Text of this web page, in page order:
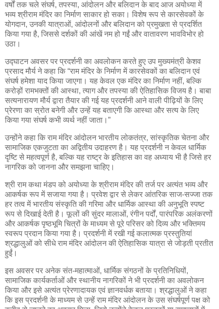
वर्षों तक चले संघर्ष, तपस्या, आंदोलन और बलिदान के बाद आज अयोध्या में
भव्य श्रीराम मंदिर का निर्माण साकार हो सका। विशेष रूप से कारसेवकों के
योगदान, उनकी यात्राओं, आंदोलनों और बलिदान को प्रमुखता से प्रदर्शित
किया गया है, जिससे दर्शकों की आंखें नम हो गईं और वातावरण भावविभोर हो
उठा।
उद्घाटन अवसर पर प्रदर्शनी का अवलोकन करते हुए उप मुख्यमंत्री केशव
प्रसाद मौर्य ने कहा कि “राम मंदिर के निर्माण में कारसेवकों का बलिदान एवं
संघर्ष हमेशा याद किया जाएगा। यह केवल एक मंदिर का निर्माण नहीं, बल्कि
करोड़ों रामभक्तों की आस्था, त्याग और तपस्या की ऐतिहासिक विजय है। बाबा
सत्यनारायण मौर्य द्वारा तैयार की गई यह प्रदर्शनी आने वाली पीढ़ियों के लिए
प्रेरणा का स्रोत बनेगी और उन्हें यह बताएगी कि आस्था और सत्य के लिए
किया गया संघर्ष कभी व्यर्थ नहीं जाता।”
उन्होंने कहा कि राम मंदिर आंदोलन भारतीय लोकतंत्र, सांस्कृतिक चेतना और
सामाजिक एकजुटता का अद्वितीय उदाहरण है। यह प्रदर्शनी न केवल धार्मिक
दृष्टि से महत्वपूर्ण है, बल्कि यह राष्ट्र के इतिहास का वह अध्याय भी है जिसे हर
नागरिक को जानना और समझना चाहिए।
श्री राम कथा मंडप को अयोध्या के श्रीराम मंदिर की तर्ज पर अत्यंत भव्य और
आकर्षक रूप में सजाया गया है। प्रवेश द्वार से लेकर आंतरिक साज-सज्जा तक
हर तत्व में भारतीय संस्कृति की गरिमा और धार्मिक आस्था की अनुभूति स्पष्ट
रूप से दिखाई देती है। फूलों की सुंदर मालाओं, रंगीन पर्दों, पारंपरिक अलंकरणों
और आकर्षक पृष्ठभूमि चित्रों के माध्यम से पूरे परिसर को दिव्य और भक्तिमय
स्वरूप प्रदान किया गया है। प्रदर्शनी में रखी गई कलात्मक प्रस्तुतियां
श्रद्धालुओं को सीधे राम मंदिर आंदोलन की ऐतिहासिक यात्रा से जोड़ती प्रतीत
हुईं।
इस अवसर पर अनेक संत-महात्माओं, धार्मिक संगठनों के प्रतिनिधियों,
सामाजिक कार्यकर्ताओं और स्थानीय नागरिकों ने भी प्रदर्शनी का अवलोकन
किया और इसे अत्यंत प्रेरणादायक एवं ज्ञानवर्धक बताया। श्रद्धालुओं ने कहा
कि इस प्रदर्शनी के माध्यम से उन्हें राम मंदिर आंदोलन के उस संघर्षपूर्ण पक्ष को